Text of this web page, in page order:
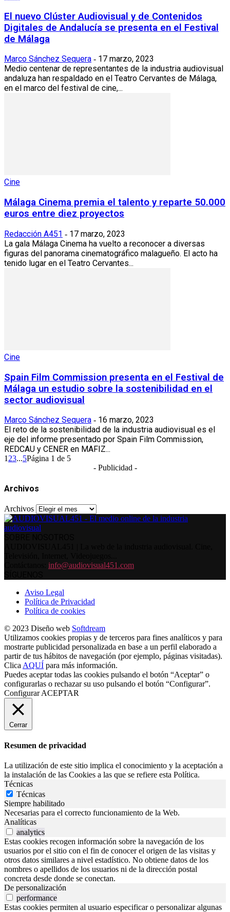
El nuevo Clúster Audiovisual y de Contenidos
Digitales de Andalucía se presenta en el Festival
de Málaga
Marco Sánchez Sequera - 17 marzo, 2023
Medio centenar de representantes de la industria audiovisual
andaluza han respaldado en el Teatro Cervantes de Málaga,
en el marco del festival de cine,...
Cine
Málaga Cinema premia el talento y reparte 50.000
euros entre diez proyectos
Redacción A451 - 17 marzo, 2023
La gala Málaga Cinema ha vuelto a reconocer a diversas
figuras del panorama cinematográfico malagueño. El acto ha
tenido lugar en el Teatro Cervantes...
Cine
Spain Film Commission presenta en el Festival de
Málaga un estudio sobre la sostenibilidad en el
sector audiovisual
Marco Sánchez Sequera - 16 marzo, 2023
El reto de la sostenibilidad de la industria audiovisual es el
eje del informe presentado por Spain Film Commission,
REDCAU y CENER en MAFIZ...
1 23...5Página 1 de 5
- Publicidad -
Archivos
Archivos
info@audiovisual451.com
Aviso Legal
Política de Privacidad
Política de cookies
© 2023 Diseño web Softdream
Utilizamos cookies propias y de terceros para fines analíticos y para
mostrarte publicidad personalizada en base a un perfil elaborado a
partir de tus hábitos de navegación (por ejemplo, páginas visitadas).
Clica AQUÍ para más información.
Puedes aceptar todas las cookies pulsando el botón “Aceptar” o
configurarlas o rechazar su uso pulsando el botón “Configurar”.
Configurar ACEPTAR
Cerrar
Resumen de privacidad
La utilización de este sitio implica el conocimiento y la aceptación a
la instalación de las Cookies a las que se refiere esta Política.
Técnicas
Técnicas
Siempre habilitado
Necesarias para el correcto funcionamiento de la Web.
Analíticas
analytics
Estas cookies recogen información sobre la navegación de los
usuarios por el sitio con el fin de conocer el origen de las visitas y
otros datos similares a nivel estadístico. No obtiene datos de los
nombres o apellidos de los usuarios ni de la dirección postal
concreta desde donde se conectan.
De personalización
performance
Estas cookies permiten al usuario especificar o personalizar algunas